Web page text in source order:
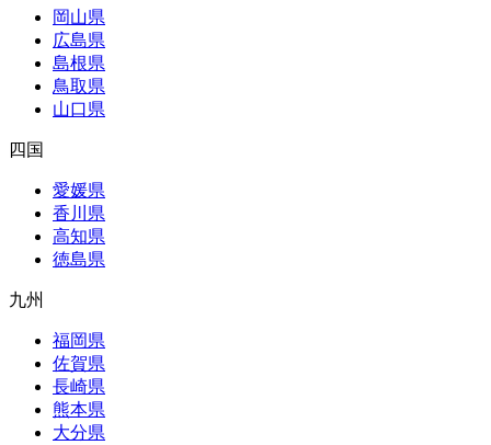
岡山県
広島県
島根県
鳥取県
山口県
四国
愛媛県
香川県
高知県
徳島県
九州
福岡県
佐賀県
長崎県
熊本県
大分県